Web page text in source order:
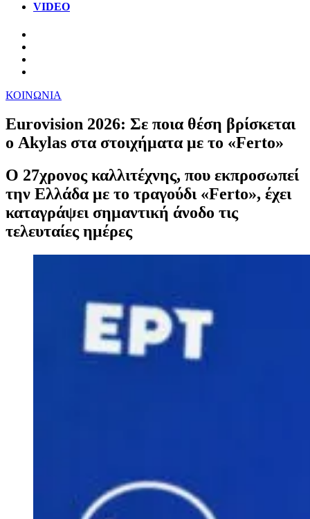
VIDEO
ΚΟΙΝΩΝΙΑ
Eurovision 2026: Σε ποια θέση βρίσκεται
ο Akylas στα στοιχήματα με το «Ferto»
Ο 27χρονος καλλιτέχνης, που εκπροσωπεί
την Ελλάδα με το τραγούδι «Ferto», έχει
καταγράψει σημαντική άνοδο τις
τελευταίες ημέρες